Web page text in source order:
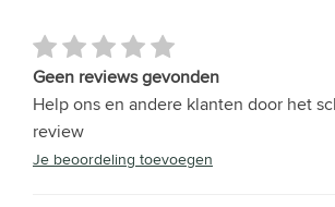
Geen reviews gevonden
Help ons en andere klanten door het
review
Je beoordeling toevoegen